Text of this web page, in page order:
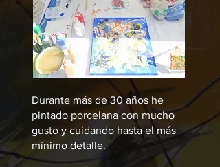
Durante más de 30 años he
pintado porcelana con mucho
gusto y cuidando hasta el más
mínimo detalle.